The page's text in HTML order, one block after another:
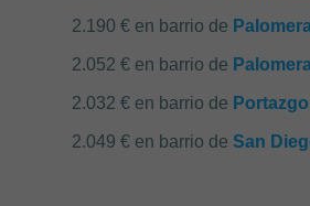
2.190 € en barrio de
2.052 € en barrio de
2.032 € en barrio de Portazgo
2.049 € en barrio de San